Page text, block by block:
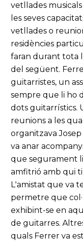
vetllades
les seves
vetllades o
residències
faran durant tota
del següent.
guitarristes, un
sempre que li ho
dots guitarrístics.
reunions a les
organitzava Josep
va anar
que segurament
amfitrió amb qui
L'amistat que va
permetre que
exhibint-se en
de guitarres.
quals Ferrer va